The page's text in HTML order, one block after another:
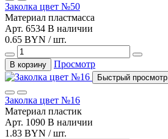
Заколка цвет №50
Материал пластмасса
Арт. 6534 В наличии
0.65 BYN / шт.
В корзину Просмотр
Быстрый просмотр
Заколка цвет №16
Материал пластик
Арт. 1090 В наличии
1.83 BYN / шт.